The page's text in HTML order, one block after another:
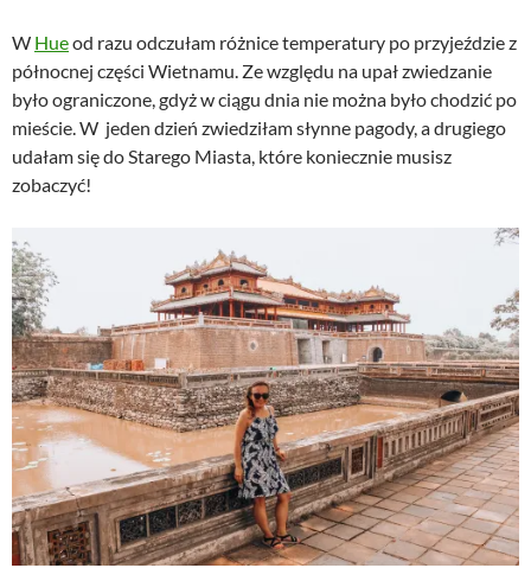
W Hueod razu odczułam różnice temperatury po przyjeździe z
północnej części Wietnamu. Ze względu na upał zwiedzanie
było ograniczone, gdyż w ciągu dnia nie można było chodzić po
mieście. W jeden dzień zwiedziłam słynne pagody, a drugiego
udałam się do Starego Miasta, które koniecznie musisz
zobaczyć!